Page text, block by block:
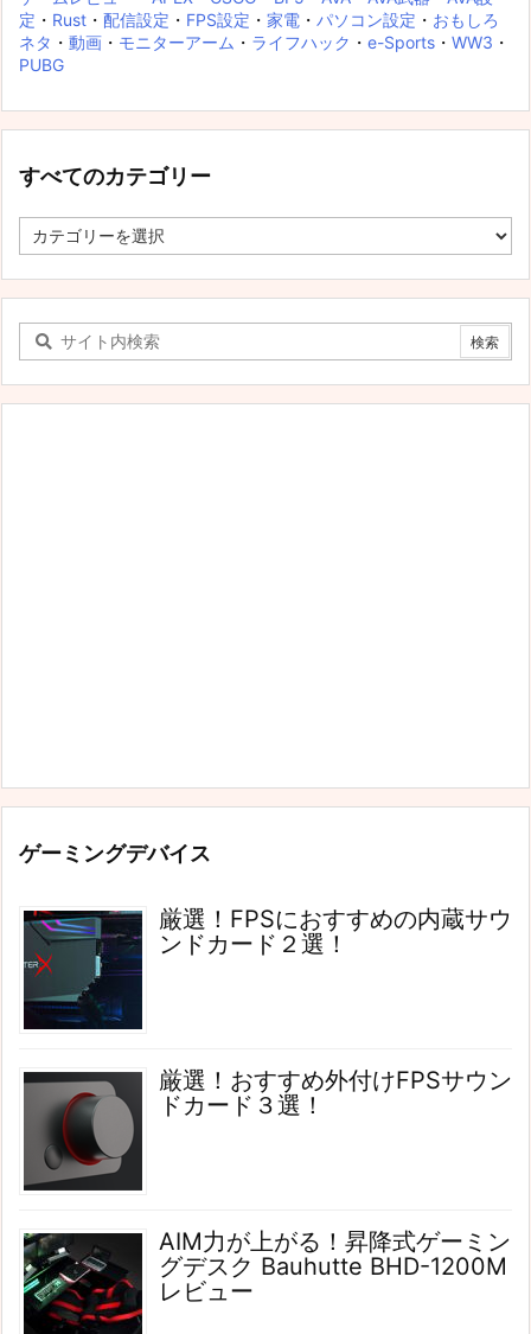
定 ・ Rust ・ 配信設定 ・ FPS設定 ・ 家電 ・ パソコン設定 ・ おもしろ
ネタ ・ 動画 ・ モニターアーム ・ ライフハック ・ e-Sports ・ WW3 ・
PUBG
すべてのカテゴリー
べ
の
ゴ
リ
ー
ゲーミングデバイス
厳選！FPSにおすすめの内蔵サウ
ンドカード２選！
厳選！おすすめ外付けFPSサウン
ドカード３選！
AIM力が上がる！昇降式ゲーミン
グデスク Bauhutte BHD-1200M
レビュー